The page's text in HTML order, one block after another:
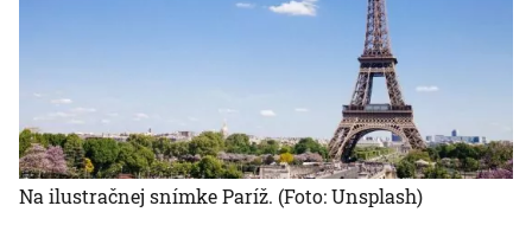
Na ilustračnej snímke Paríž. (Foto: Unsplash)